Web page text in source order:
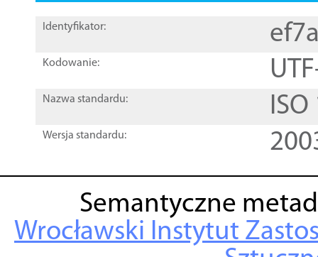
Identyfikator:
Kodowanie:
Nazwa standardu:
Wersja standardu:
Semantyczne
Wrocławski Instytut